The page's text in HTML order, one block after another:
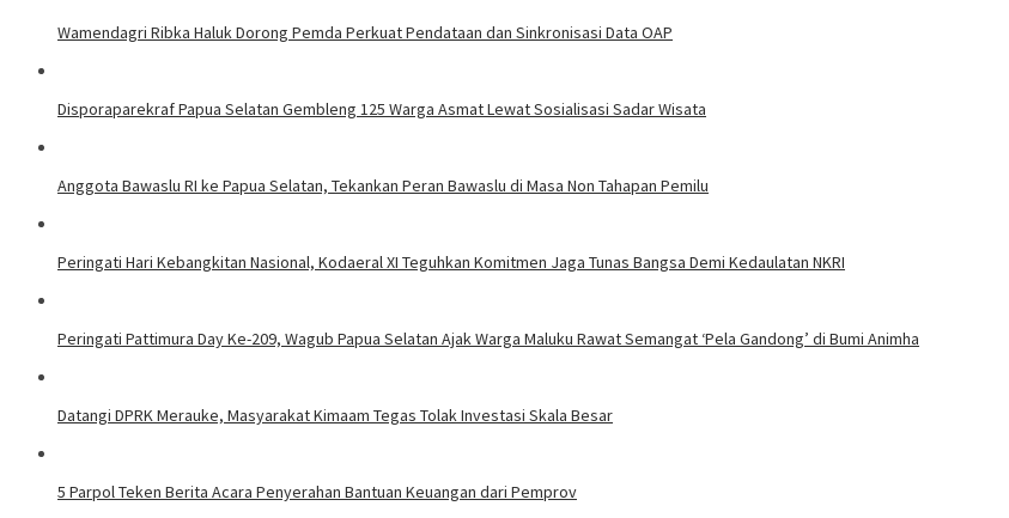
Wamendagri Ribka Haluk Dorong Pemda Perkuat Pendataan dan Sinkronisasi Data OAP
Disporaparekraf Papua Selatan Gembleng 125 Warga Asmat Lewat Sosialisasi Sadar Wisata
Anggota Bawaslu RI ke Papua Selatan, Tekankan Peran Bawaslu di Masa Non Tahapan Pemilu
Peringati Hari Kebangkitan Nasional, Kodaeral XI Teguhkan Komitmen Jaga Tunas Bangsa Demi Kedaulatan NKRI
Peringati Pattimura Day Ke-209, Wagub Papua Selatan Ajak Warga Maluku Rawat Semangat ‘Pela Gandong’ di Bumi Animha
Datangi DPRK Merauke, Masyarakat Kimaam Tegas Tolak Investasi Skala Besar
5 Parpol Teken Berita Acara Penyerahan Bantuan Keuangan dari Pemprov